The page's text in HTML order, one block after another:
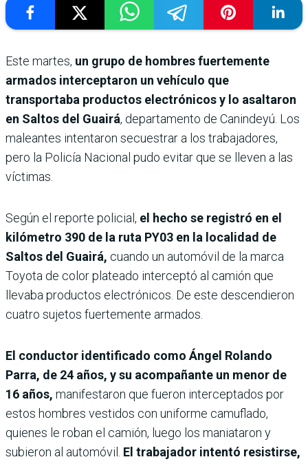
Este martes, un grupo de hombres fuertemente
armados interceptaron un vehículo que
transportaba productos electrónicos y lo asaltaron
en Saltos del Guairá, departamento de Canindeyú. Los
maleantes intentaron secuestrar a los trabajadores,
pero la Policía Nacional pudo evitar que se lleven a las
víctimas.
Según el reporte policial, el hecho se registró en el
kilómetro 390 de la ruta PY03 en la localidad de
Saltos del Guairá, cuando un automóvil de la marca
Toyota de color plateado interceptó al camión que
llevaba productos electrónicos. De este descendieron
cuatro sujetos fuertemente armados.
El conductor identificado como Ángel Rolando
Parra, de 24 años, y su acompañante un menor de
16 años, manifestaron que fueron interceptados por
estos hombres vestidos con uniforme camuflado,
quienes le roban el camión, luego los maniataron y
subieron al automóvil. El trabajador intentó resistirse,